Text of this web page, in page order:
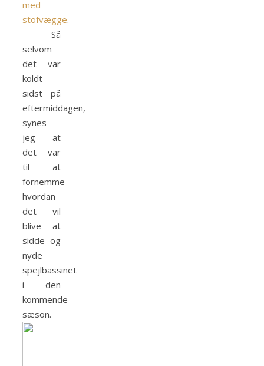
med
stofvægge.
Så
selvom
det var
koldt
sidst på
eftermiddagen,
synes
jeg at
det var
til at
fornemme
hvordan
det vil
blive at
sidde og
nyde
spejlbassinet
i den
kommende
sæson.